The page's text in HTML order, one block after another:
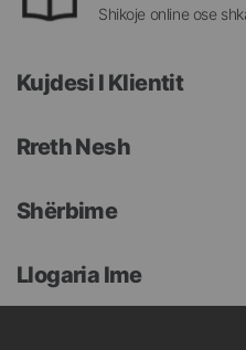
Shikoje online ose
Kujdesi I Klientit
Rreth Nesh
Shërbime
Llogaria Ime